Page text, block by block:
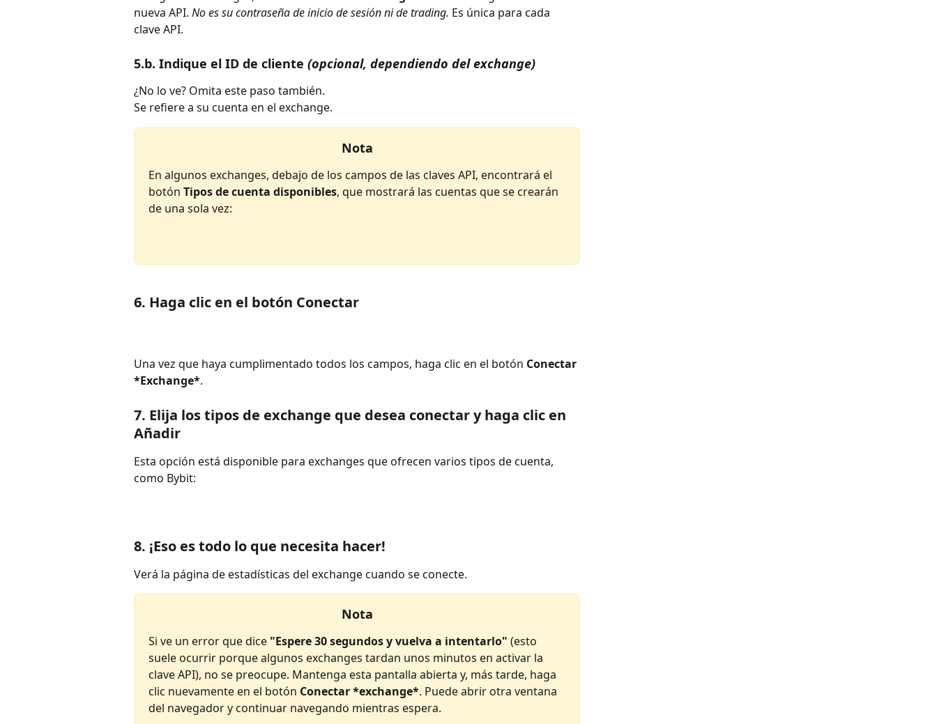
nueva API. No es su contraseña de inicio de sesión ni de trading. Es única para cada
clave API.
5.b. Indique el ID de cliente (opcional, dependiendo del exchange)
¿No lo ve? Omita este paso también.
Se refiere a su cuenta en el exchange.
Nota
En algunos exchanges, debajo de los campos de las claves API, encontrará el
botón Tipos de cuenta disponibles, que mostrará las cuentas que se crearán
de una sola vez:
6. Haga clic en el botón Conectar
Una vez que haya cumplimentado todos los campos, haga clic en el botón Conectar
*Exchange*.
7. Elija los tipos de exchange que desea conectar y haga clic en
Añadir
Esta opción está disponible para exchanges que ofrecen varios tipos de cuenta,
como Bybit:
8. ¡Eso es todo lo que necesita hacer!
Verá la página de estadísticas del exchange cuando se conecte.
Nota
Si ve un error que dice "Espere 30 segundos y vuelva a intentarlo" (esto
suele ocurrir porque algunos exchanges tardan unos minutos en activar la
clave API), no se preocupe. Mantenga esta pantalla abierta y, más tarde, haga
clic nuevamente en el botón Conectar *exchange*. Puede abrir otra ventana
del navegador y continuar navegando mientras espera.